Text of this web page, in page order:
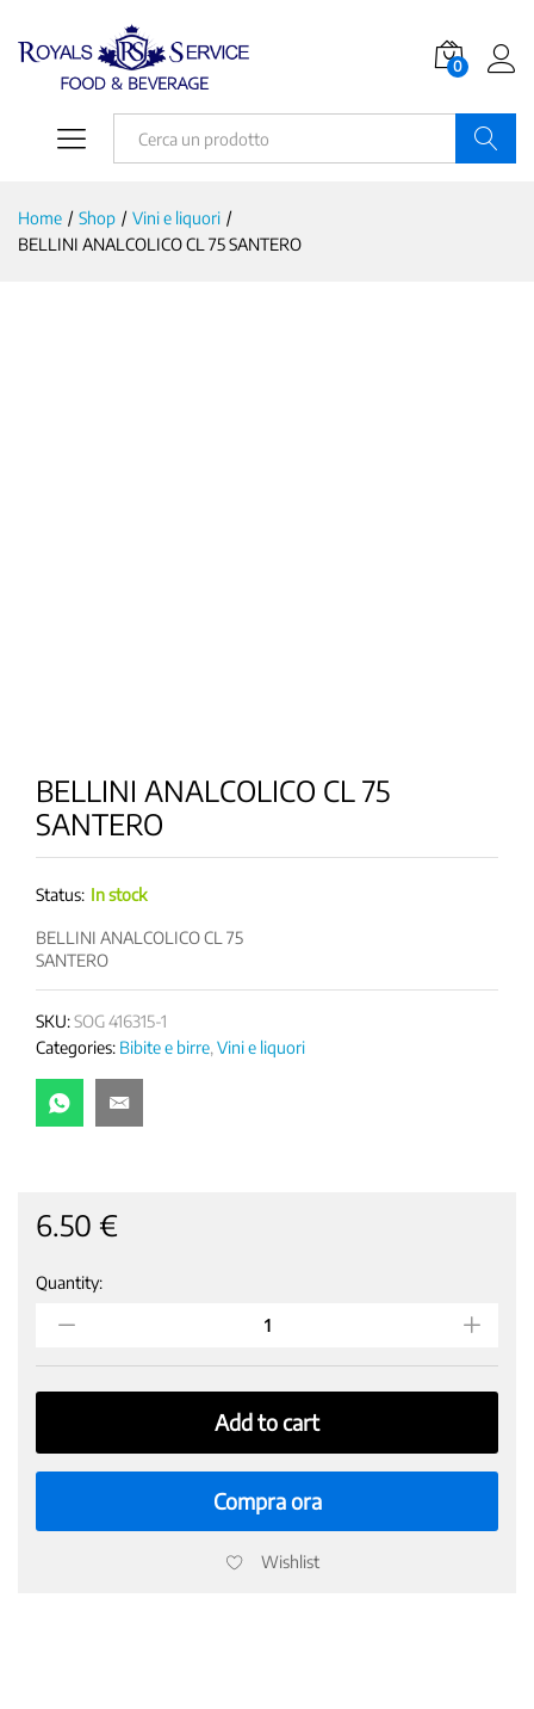
0
Home / Shop / Vini e liquori /
BELLINI ANALCOLICO CL 75 SANTERO
BELLINI ANALCOLICO CL 75
SANTERO
Status: In stock
BELLINI ANALCOLICO CL 75
SANTERO
SKU:SOG 416315-1
Categories: Bibite e birre, Vini e liquori
6.50 €
BELLINI
75
SANTERO
Quantity:
Add to cart
Compra ora
Wishlist